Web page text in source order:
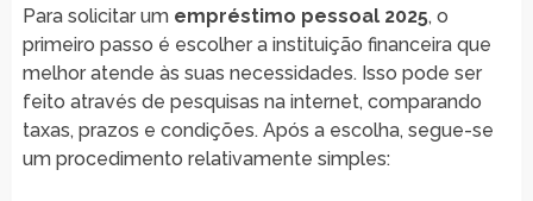
Para solicitar um empréstimo pessoal 2025, o
primeiro passo é escolher a instituição financeira que
melhor atende às suas necessidades. Isso pode ser
feito através de pesquisas na internet, comparando
taxas, prazos e condições. Após a escolha, segue-se
um procedimento relativamente simples: